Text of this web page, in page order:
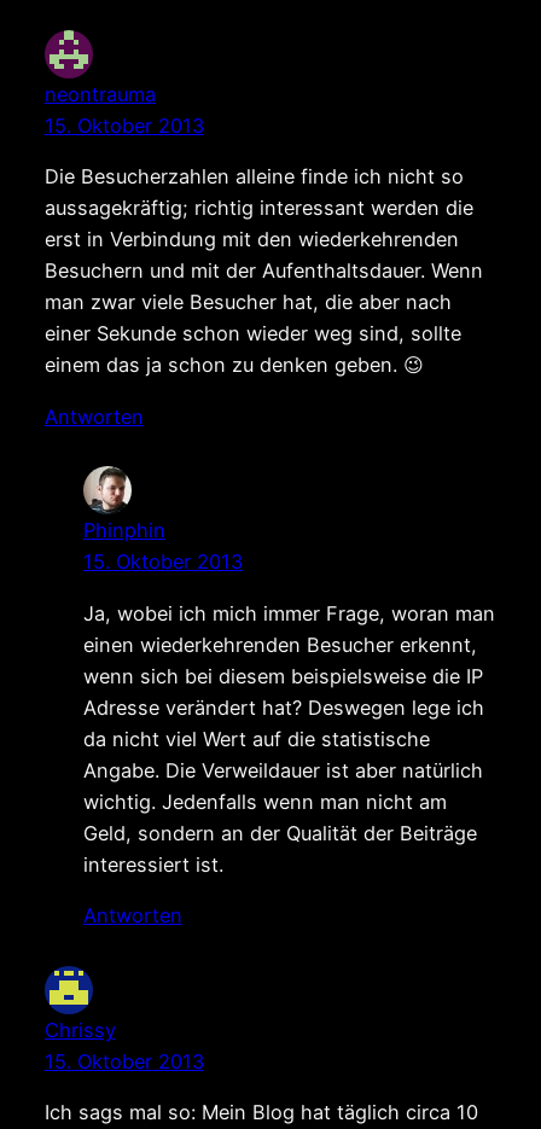
neontrauma
15. Oktober 2013
Die Besucherzahlen alleine finde ich nicht so
aussagekräftig; richtig interessant werden die
erst in Verbindung mit den wiederkehrenden
Besuchern und mit der Aufenthaltsdauer. Wenn
man zwar viele Besucher hat, die aber nach
einer Sekunde schon wieder weg sind, sollte
einem das ja schon zu denken geben. 😉
Antworten
Phinphin
15. Oktober 2013
Ja, wobei ich mich immer Frage, woran man
einen wiederkehrenden Besucher erkennt,
wenn sich bei diesem beispielsweise die IP
Adresse verändert hat? Deswegen lege ich
da nicht viel Wert auf die statistische
Angabe. Die Verweildauer ist aber natürlich
wichtig. Jedenfalls wenn man nicht am
Geld, sondern an der Qualität der Beiträge
interessiert ist.
Antworten
Chrissy
15. Oktober 2013
Ich sags mal so: Mein Blog hat täglich circa 10